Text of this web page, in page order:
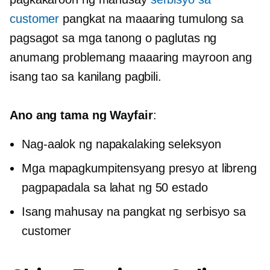
customer pangkat na maaaring tumulong sa
pagsagot sa mga tanong o paglutas ng
anumang problemang maaaring mayroon ang
isang tao sa kanilang pagbili.
Ano ang tama ng Wayfair:
Nag-aalok ng napakalaking seleksyon
Mga mapagkumpitensyang presyo at libreng
pagpapadala sa lahat ng 50 estado
Isang mahusay na pangkat ng serbisyo sa
customer